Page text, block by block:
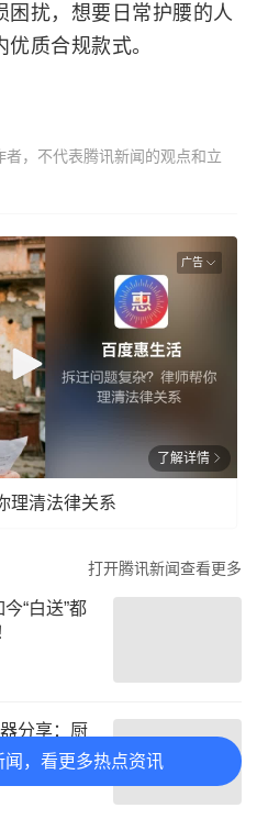
困扰，想要日常护腰的人
质合规款式。
，不代表腾讯新闻的观点和立
闻，看更多热点资讯
广告
了解详情
理清法律关系
打开腾讯新闻查看更多
“白送”都
分享：厨